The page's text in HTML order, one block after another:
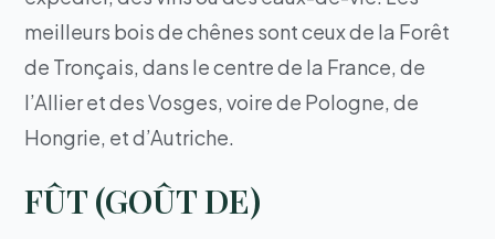
meilleurs bois de chênes sont ceux de la Forêt
de Tronçais, dans le centre de la France, de
l’Allier et des Vosges, voire de Pologne, de
Hongrie, et d’Autriche.
FÛT (GOÛT DE)